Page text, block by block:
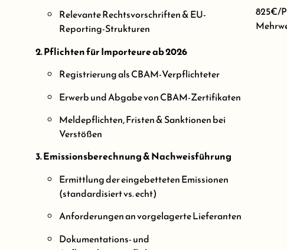
Relevante Rechtsvorschriften & EU-
Reporting-Strukturen
2. Pflichten für Importeure ab 2026
Registrierung als CBAM-Verpflichteter
Erwerb und Abgabe von CBAM-Zertifikaten
Meldepflichten, Fristen & Sanktionen bei
Verstößen
3. Emissionsberechnung & Nachweisführung
Ermittlung der eingebetteten Emissionen
(standardisiert vs. echt)
Anforderungen an vorgelagerte Lieferanten
Dokumentations- und
825€/